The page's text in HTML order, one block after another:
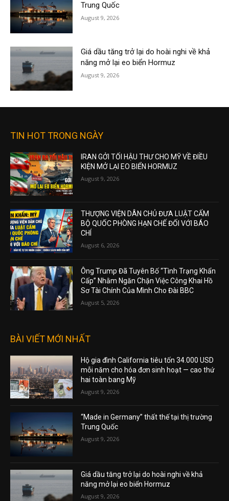
Trung Quốc
August 9, 2026
Giá dầu tăng trở lại do hoài nghi về khả
năng mở lại eo biển Hormuz
August 9, 2026
TIN HOT TRONG NGÀY
IRAN GỞI TỐI HẬU THƯ CHO MỸ VỀ ĐIỀU
KIỆN MỞ LẠI EO BIỂN HORMUZ
August 9, 2026
THƯỢNG VIỆN DÂN CHỦ ĐƯA LUẬT CẤM
BỘ QUỐC PHÒNG HẠN CHẾ ĐỐI VỚI BÁO
CHÍ
August 6, 2026
Ông Trump Đã Tuyên Bố “Tình Trạng Khẩn
Cấp” Nhằm Ngăn Chặn Việc Công Khai Hồ
Sơ Tài Chính Của Mình Cho Đài BBC
August 5, 2026
BÀI VIẾT MỚI NHẤT
Hộ gia đình California tiêu tốn 34.000 USD
mỗi năm cho hóa đơn sinh hoạt — cao thứ
hai toàn bang Mỹ
August 9, 2026
“Made in Germany” thất thế tại thị trường
Trung Quốc
August 9, 2026
Giá dầu tăng trở lại do hoài nghi về khả
năng mở lại eo biển Hormuz
August 9, 2026